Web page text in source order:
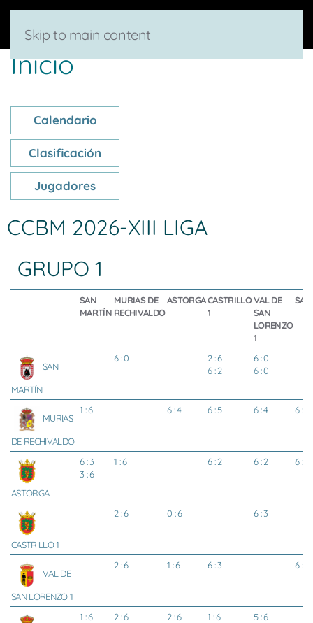
Skip to main content
Inicio
Calendario
Clasificación
Jugadores
CCBM 2026-XIII LIGA
GRUPO 1
SAN
MARTÍN
MURIAS DE
RECHIVALDO
ASTORGACASTRILLO
1
VAL DE
SAN
LORENZO
1
SAN
MARTÍN
6 : 0
2 : 6
6 : 2
6 : 0
6 : 0
MURIAS
DE RECHIVALDO
1 : 6 6 : 4 6 : 5 6 : 4 6 : 3
ASTORGA
6 : 3
3 : 6
1 : 6 6 : 2 6 : 2 6 : 0
CASTRILLO 1
2 : 6 0 : 6 6 : 3
VAL DE
SAN LORENZO 1
2 : 6 1 : 6 6 : 3 6 : 0
1 : 6
2 : 6 2 : 6
1 : 6
5 : 6